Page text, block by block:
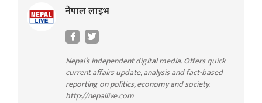
नेपाल लाइभ
Nepal’s independent digital media. Offers quick
current affairs update, analysis and fact-based
reporting on politics, economy and society.
http://nepallive.com